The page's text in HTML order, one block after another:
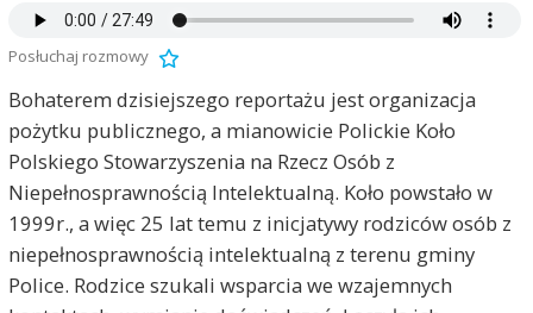
Posłuchaj rozmowy
Bohaterem dzisiejszego reportażu jest organizacja
pożytku publicznego, a mianowicie Polickie Koło
Polskiego Stowarzyszenia na Rzecz Osób z
Niepełnosprawnością Intelektualną. Koło powstało w
1999r., a więc 25 lat temu z inicjatywy rodziców osób z
niepełnosprawnością intelektualną z terenu gminy
Police. Rodzice szukali wsparcia we wzajemnych